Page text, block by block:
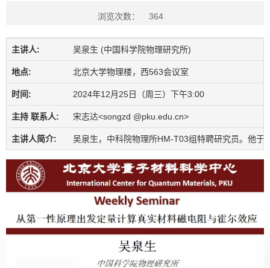
浏览次数： 364
主讲人: 吴泉生 (中国科学院物理研究所)
地点: 北京大学物理楼，西563会议室
时间: 2024年12月25日（周三）下午3:00
主持 联系人: 宋志达<songzd @pku.edu.cn>
主讲人简介: 吴泉生，中科院物理所HM-T03组特聘研究员。他